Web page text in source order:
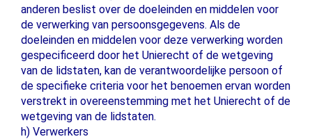
anderen beslist over de doeleinden en middelen voor
de verwerking van persoonsgegevens. Als de
doeleinden en middelen voor deze verwerking worden
gespecificeerd door het Unierecht of de wetgeving
van de lidstaten, kan de verantwoordelijke persoon of
de specifieke criteria voor het benoemen ervan worden
verstrekt in overeenstemming met het Unierecht of de
wetgeving van de lidstaten.
h) Verwerkers